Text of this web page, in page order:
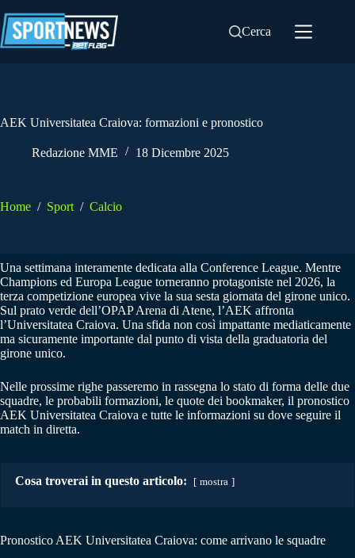
al
contenuto
Cerca
AEK Universitatea Craiova: formazioni e pronostico
Redazione MME 18 Dicembre 2025
Home / Sport / Calcio
Una settimana interamente dedicata alla Conference League. Mentre
Champions ed Europa League torneranno protagoniste nel 2026, la
terza competizione europea vive la sua sesta giornata del girone unico.
Sul prato verde dell’OPAP Arena di Atene, l’AEK affronta
l’Universitatea Craiova. Una sfida non così impattante mediaticamente
ma sicuramente importante dal punto di vista della graduatoria del
girone unico.
Nelle prossime righe passeremo in rassegna lo stato di forma delle due
squadre, le probabili formazioni, le quote dei bookmaker, il pronostico
AEK Universitatea Craiova e tutte le informazioni su dove seguire il
match in diretta.
Cosa troverai in questo articolo: mostra
Pronostico AEK Universitatea Craiova: come arrivano le squadre